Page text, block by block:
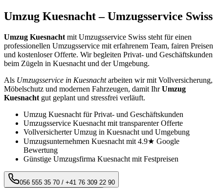
Umzug Kuesnacht– Umzugsservice Swiss
Umzug Kuesnacht mit Umzugsservice Swiss steht für einen
professionellen Umzugsservice mit erfahrenem Team, fairen Preisen
und kostenloser Offerte. Wir begleiten Privat- und Geschäftskunden
beim Zügeln in Kuesnacht und der Umgebung.
Als Umzugsservice in Kuesnachtarbeiten wir mit Vollversicherung,
Möbelschutz und modernen Fahrzeugen, damit IhrUmzug
Kuesnacht gut geplant und stressfrei verläuft.
Umzug Kuesnacht für Privat- und Geschäftskunden
Umzugsservice Kuesnacht mit transparenter Offerte
Vollversicherter Umzug in Kuesnacht und Umgebung
Umzugsunternehmen Kuesnacht mit 4.9★ Google
Bewertung
Günstige Umzugsfirma Kuesnacht mit Festpreisen
056 555 35 70 / +41 76 309 22 90